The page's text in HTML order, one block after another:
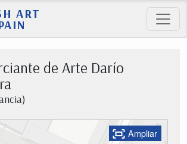
ART
de Arte Darío
Ampliar